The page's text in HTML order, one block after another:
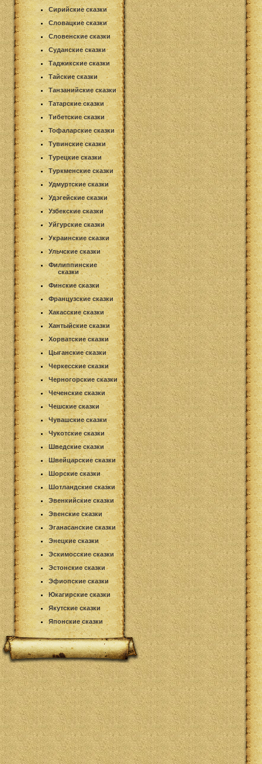
Сирийские сказки
Словацкие сказки
Словенские сказки
Суданские сказки
Таджикские сказки
Тайские сказки
Танзанийские сказки
Татарские сказки
Тибетские сказки
Тофаларские сказки
Тувинские сказки
Турецкие сказки
Туркменские сказки
Удмуртские сказки
Удэгейские сказки
Узбекские сказки
Уйгурские сказки
Украинские сказки
Ульчские сказки
Филиппинские
сказки
Финские сказки
Французские сказки
Хакасские сказки
Хантыйские сказки
Хорватские сказки
Цыганские сказки
Черкесские сказки
Черногорские сказки
Чеченские сказки
Чешские сказки
Чувашские сказки
Чукотские сказки
Шведские сказки
Швейцарские сказки
Шорские сказки
Шотландские сказки
Эвенкийские сказки
Эвенские сказки
Эганасанские сказки
Энецкие сказки
Эскимосские сказки
Эстонские сказки
Эфиопские сказки
Юкагирские сказки
Якутские сказки
Японские сказки